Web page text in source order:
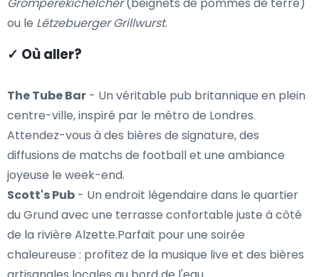
ou le Lëtzebuerger Grillwurst.
✓ Où aller?
The Tube Bar - Un véritable pub britannique en plein
centre-ville, inspiré par le métro de Londres.
Attendez-vous à des bières de signature, des
diffusions de matchs de football et une ambiance
joyeuse le week-end.
Scott's Pub - Un endroit légendaire dans le quartier
du Grund avec une terrasse confortable juste à côté
de la rivière Alzette.Parfait pour une soirée
chaleureuse : profitez de la musique live et des bières